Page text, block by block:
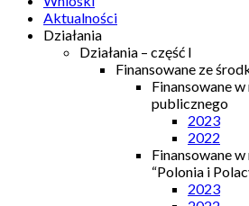
Aktualności
Działania
Działania – część I
Finansowane ze
Finansowane
publicznego
2023
2022
Finansowane
“Polonia i
2023